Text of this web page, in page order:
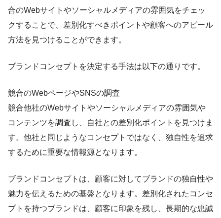
合のWebサイトやソーシャルメディアの雰囲気をチェッ
クすることで、差別化すべきポイントや顧客へのアピール
方法を見つけることができます。
ブランドコンセプトを決定する手法は以下の通りです。
競合のWebページやSNSの調査
競合他社のWebサイトやソーシャルメディアの雰囲気や
コンテンツを調査し、自社との差別化ポイントを見つけま
す。他社と同じようなコンセプトではなく、独自性を追求
するために重要な情報源となります。
ブランドコンセプトは、顧客に対してブランドの独自性や
魅力を伝えるための基盤となります。差別化されたコンセ
プトを持つブランドは、顧客に印象を残し、長期的な忠誠